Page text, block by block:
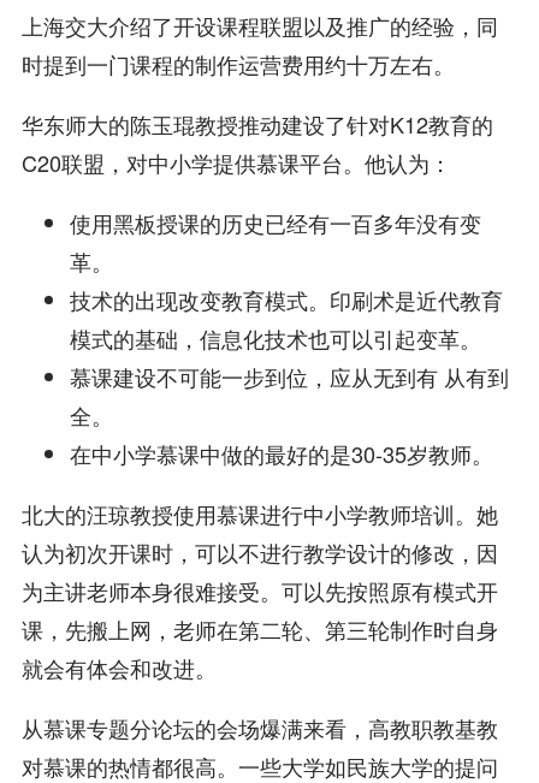
上海交大介绍了开设课程联盟以及推广的经验，同
时提到一门课程的制作运营费用约十万左右。
华东师大的陈玉琨教授推动建设了针对K12教育的
C20联盟，对中小学提供慕课平台。他认为：
使用黑板授课的历史已经有一百多年没有变
革。
技术的出现改变教育模式。印刷术是近代教育
模式的基础，信息化技术也可以引起变革。
慕课建设不可能一步到位，应从无到有 从有到
全。
在中小学慕课中做的最好的是30-35岁教师。
北大的汪琼教授使用慕课进行中小学教师培训。她
认为初次开课时，可以不进行教学设计的修改，因
为主讲老师本身很难接受。可以先按照原有模式开
课，先搬上网，老师在第二轮、第三轮制作时自身
就会有体会和改进。
从慕课专题分论坛的会场爆满来看，高教职教基教
对慕课的热情都很高。一些大学如民族大学的提问